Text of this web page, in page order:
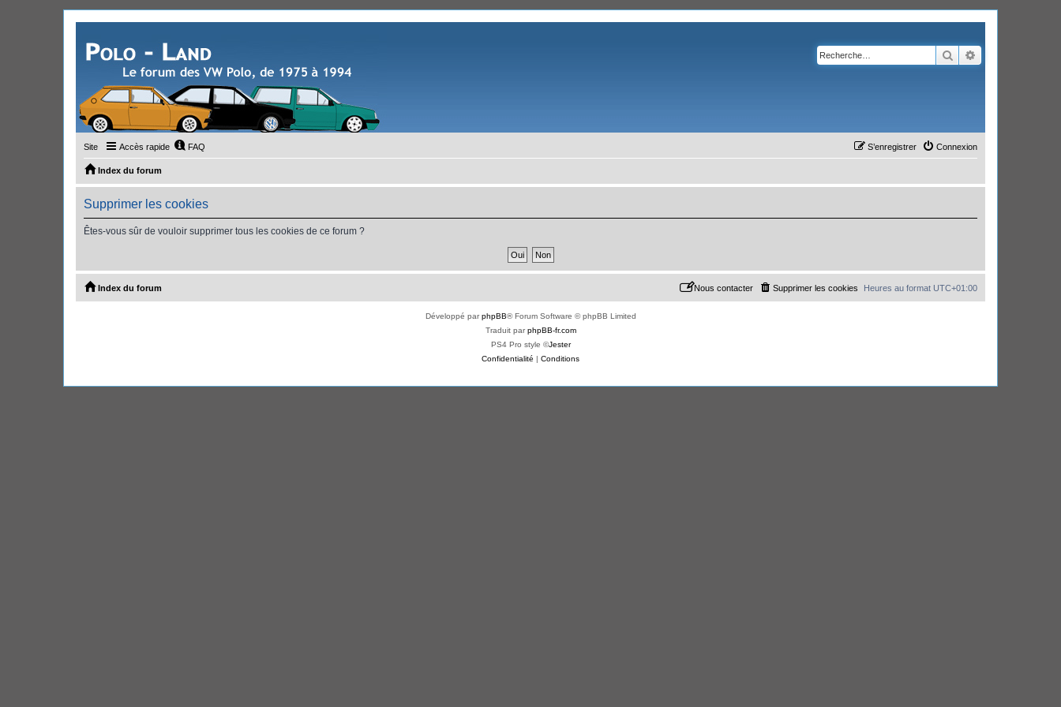
Rechercher
Site Accès rapide FAQ Connexion
S’enregistrer
Index du forum
Supprimer les cookies
Êtes-vous sûr de vouloir supprimer tous les cookies de ce forum ?
Index du forum Heures au format UTC+01:00
Supprimer les cookies
Nous contacter
Développé parphpBB® Forum Software © phpBB Limited
Traduit parphpBB-fr.com
PS4 Pro style ©Jester
Confidentialité | Conditions